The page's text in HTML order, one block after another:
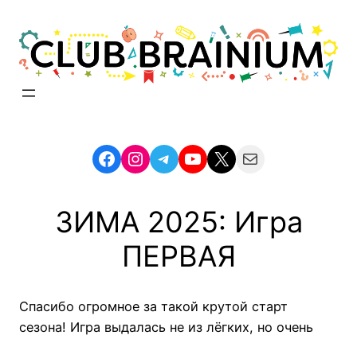
content
Facebook
Instagram
Telegram
YouTube
X Mail
ЗИМА 2025: Игра
ПЕРВАЯ
Спасибо огромное за такой крутой старт
сезона! Игра выдалась не из лёгких, но очень